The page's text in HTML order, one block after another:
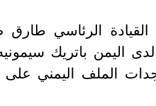
الرئاسي طارق
لدى اليمن باتريك
الملف اليمني